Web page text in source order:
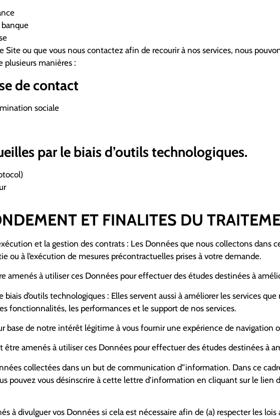
Site ou que vous nous contactez afin de recourir à nos services, nous
plusieurs manières :
de contact
sociale
par le biais d’outils technologiques.
ET FINALITES DU
et la gestion des contrats : Les Données que nous collectons dans
ou à l’exécution de mesures précontractuelles prises à votre demande.
amenés à utiliser ces Données pour effectuer des études destinées à
d’outils technologiques : Elles servent aussi à améliorer les services
fonctionnalités, les performances et le support de nos services.
base de notre intérêt légitime à vous fournir une expérience de navigation
être amenés à utiliser ces Données pour effectuer des études destinées à
collectées dans un but de communication d’’information. Dans ce
pouvez vous désinscrire à cette lettre d’information en cliquant sur le lien
à divulguer vos Données si cela est nécessaire afin de (a) respecter les